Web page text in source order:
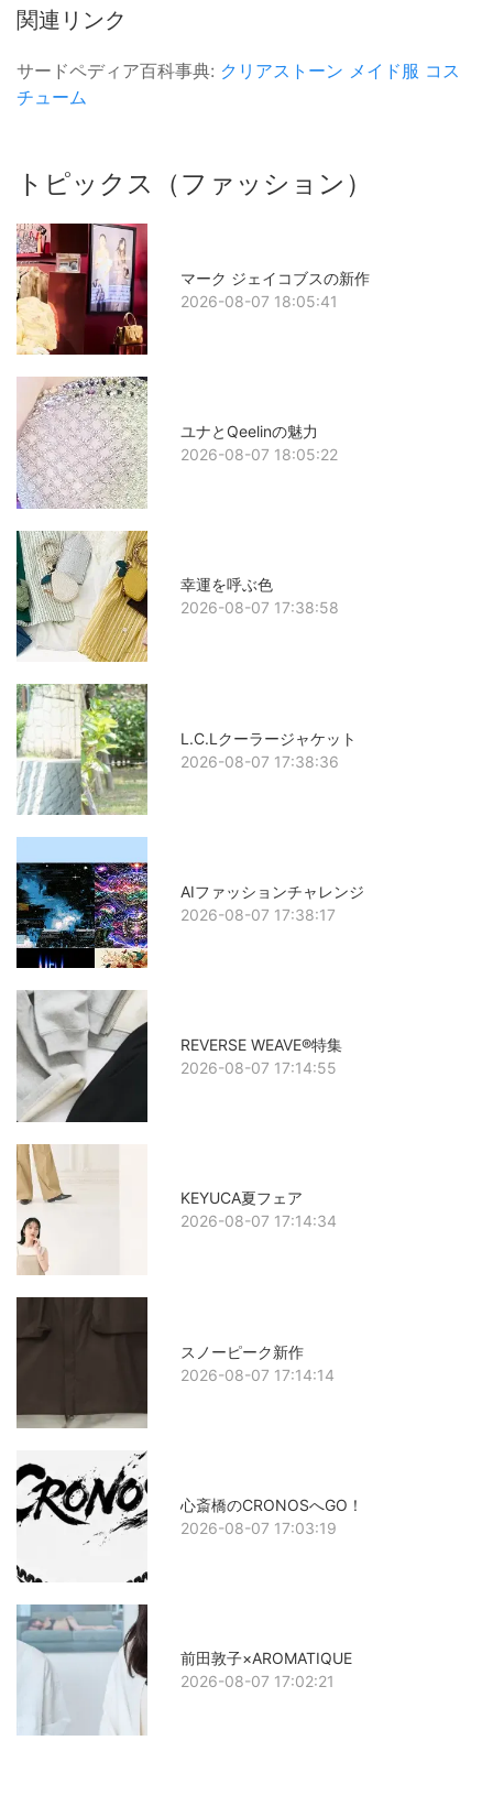
関連リンク
サードペディア百科事典: クリアストーン メイド服 コス
チューム
トピックス（ファッション）
マーク ジェイコブスの新作
2026-08-07 18:05:41
ユナとQeelinの魅力
2026-08-07 18:05:22
幸運を呼ぶ色
2026-08-07 17:38:58
L.C.Lクーラージャケット
2026-08-07 17:38:36
AIファッションチャレンジ
2026-08-07 17:38:17
REVERSE WEAVE®特集
2026-08-07 17:14:55
KEYUCA夏フェア
2026-08-07 17:14:34
スノーピーク新作
2026-08-07 17:14:14
心斎橋のCRONOSへGO！
2026-08-07 17:03:19
前田敦子×AROMATIQUE
2026-08-07 17:02:21